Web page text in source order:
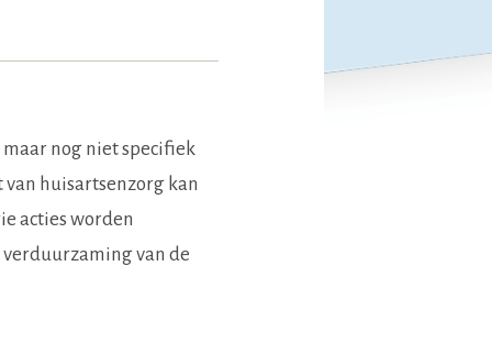
nog niet specifiek
huisartsenzorg kan
acties worden
verduurzaming van de